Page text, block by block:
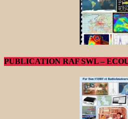
PUBLICATION RAF SWL –